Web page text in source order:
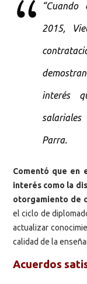
2015,
interés
Parra.
Comentó que en
interés como la
otorgamiento de
el ciclo de
actualizar
calidad de la
Acuerdos